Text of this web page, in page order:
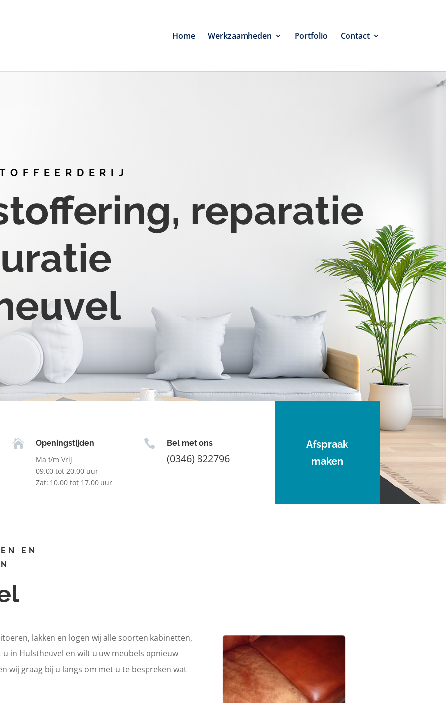
Home Werkzaamheden Portfolio Contact
reparatie

Openingstijden
Ma t/m Vrij
09.00 tot 20.00 uur
Zat: 10.00 tot 17.00 uur
 Bel met ons
(0346) 822796
Afspraak
maken
EN
lakken en logen wij alle soorten kabinetten,
in Hulstheuvel en wilt u uw meubels opnieuw
wij graag bij u langs om met u te bespreken wat